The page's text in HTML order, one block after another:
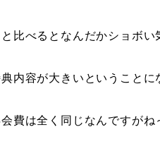
比べるとなんだかショボ
内容が大きいということに
費は全く同じなんですがね